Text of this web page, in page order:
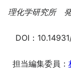
理化学研究所
DOI：
担当編集委員：